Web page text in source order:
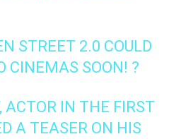
STREET 2.0 COULD
CINEMAS SOON! ?
ACTOR IN THE FIRST
A TEASER ON HIS